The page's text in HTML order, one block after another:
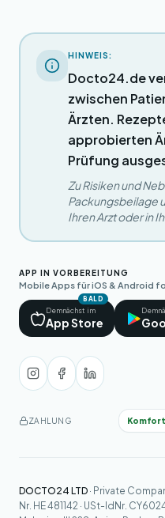
HINWEIS:
Docto24.de
zwischen
Ärzten.
approbierten
Prüfung
Zu Risiken und
Packungsbeilage
Ihren Arzt oder in
APP IN VORBEREITUNG
Mobile Apps für iOS & Android
BALD
Demnächst im
App Store
ZAHLUNG
DOCTO24 LTD · Private
Nr. HE 481142 · USt-IdNr.